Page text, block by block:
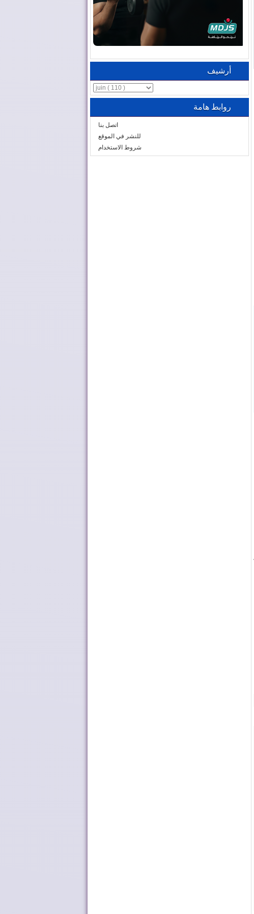
أرشيف
روابط هامة
اتصل بنا
للنشر في الموقع
شروط الاستخدام